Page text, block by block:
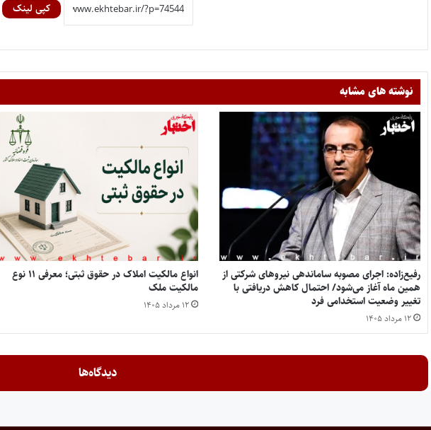
کپی لینک
نوشته های مشابه
رفیع‌زاده: اجرای مصوبه ساماندهی نیروهای شرکتی از
همین ماه آغاز می‌شود/ احتمال کاهش دریافتی با
تغییر وضعیت استخدامی فرد
۱۲ مرداد ۱۴۰۵
انواع مالکیت املاک در حقوق ثبتی؛ معرفی ۱۱ نوع
مالکیت ملک
۱۲ مرداد ۱۴۰۵
دیدگاه‌ها